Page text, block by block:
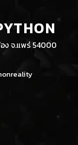
อง จ.แพร่ 54000